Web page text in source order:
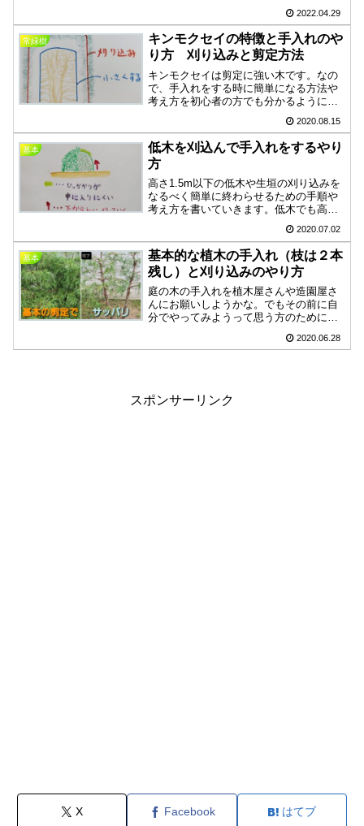
ように剪定や刈り込みで仕上げてみまし
ょう。切る時の注意点は、葉がなくなる
と枝ごと枯れるので葉を残して剪定する
ようにしてください。
2022.04.29
常緑樹
キンモクセイの特徴と手入れのや
り方 刈り込みと剪定方法
キンモクセイは剪定に強い木です。なの
で、手入れをする時に簡単になる方法や
考え方を初心者の方でも分かるように紹
力をして、時間をかけずにきれいにする
ことができたらすごくいいと思っていま
す。
2020.08.15
基本
低木を刈込んで手入れをするやり
方
高さ1.5m以下の低木や生垣の刈り込みを
なるべく簡単に終わらせるための手順や
考え方を書いていきます。低木でも高木
コツを掴んで、作業を流れよく終わらせ
るための知識やヒントにしていただけれ
ばと思います。
2020.07.02
基本
基本的な植木の手入れ（枝は２本
残し）と刈り込みのやり方
庭の木の手入れを植木屋さんや造園屋さ
んにお願いしようかな。でもその前に自
分でやってみようって思う方のために、
種類の木でも基本の剪定方法で仕上げれ
2020.06.28
スポンサーリンク
X Facebook はてブ